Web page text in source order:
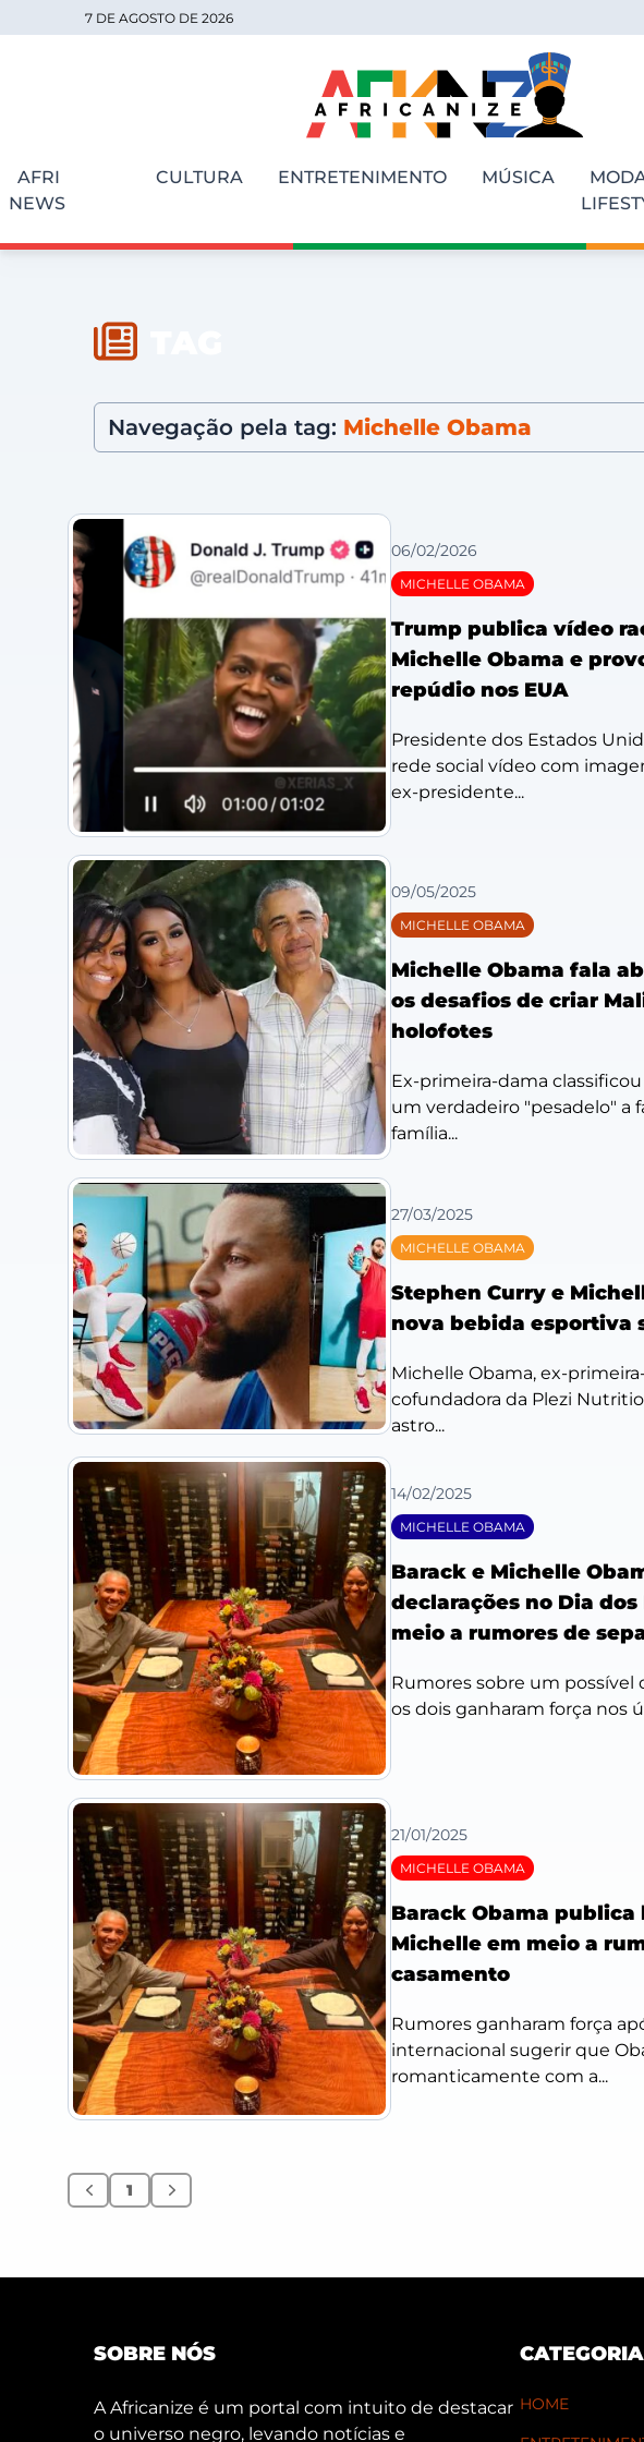
7 DE AGOSTO DE 2026
AFRI
NEWS
CULTURA ENTRETENIMENTO MÚSICA
Navegação pela tag: Michelle Obama
06/02/2026
MICHELLE OBAMA
Trump publica vídeo
Michelle Obama e
repúdio nos EUA
Presidente dos Estados
rede social vídeo com
ex-presidente...
09/05/2025
MICHELLE OBAMA
Michelle Obama fala
os desafios de criar
holofotes
Ex-primeira-dama
um verdadeiro "pesadelo" a
família...
27/03/2025
MICHELLE OBAMA
Stephen Curry e
nova bebida esportiva
Michelle Obama, ex-
cofundadora da Plezi
astro...
14/02/2025
MICHELLE OBAMA
Barack e Michelle
declarações no Dia dos
meio a rumores de
Rumores sobre um
os dois ganharam força nos
21/01/2025
MICHELLE OBAMA
Barack Obama publica
Michelle em meio a
casamento
Rumores ganharam força
internacional sugerir que
romanticamente com a...
Anterior
1 Próximo
SOBRE NÓS
A Africanize é um portal com intuito de destacar
o universo negro, levando notícias e
HOME